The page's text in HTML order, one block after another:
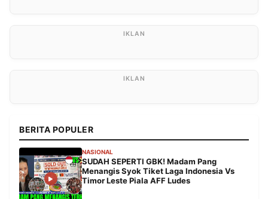
BERITA POPULER
NASIONAL
SUDAH SEPERTI GBK! Madam Pang
Menangis Syok Tiket Laga Indonesia Vs
Timor Leste Piala AFF Ludes